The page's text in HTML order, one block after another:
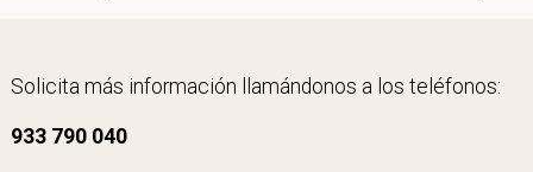
Solicita más información llamándonos a los teléfonos:
933 790 040